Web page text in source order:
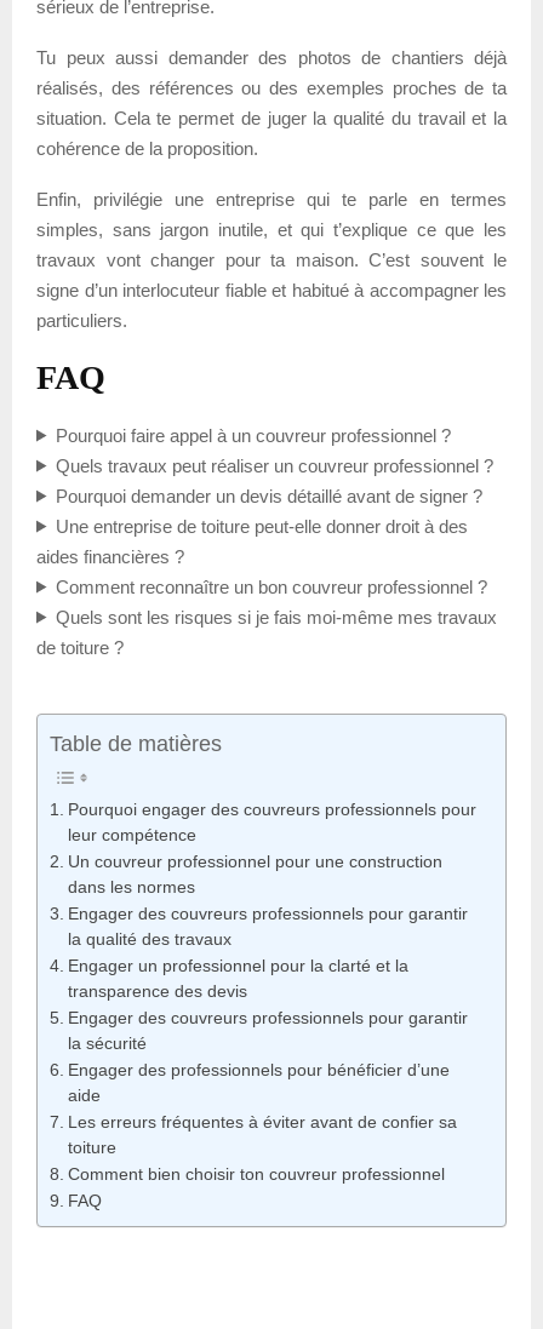
sérieux de l’entreprise.
Tu peux aussi demander des photos de chantiers déjà
réalisés, des références ou des exemples proches de ta
situation. Cela te permet de juger la qualité du travail et la
cohérence de la proposition.
Enfin, privilégie une entreprise qui te parle en termes
simples, sans jargon inutile, et qui t’explique ce que les
travaux vont changer pour ta maison. C’est souvent le
signe d’un interlocuteur fiable et habitué à accompagner les
particuliers.
FAQ
Pourquoi faire appel à un couvreur professionnel ?
Quels travaux peut réaliser un couvreur professionnel ?
Pourquoi demander un devis détaillé avant de signer ?
Une entreprise de toiture peut-elle donner droit à des
aides financières ?
Comment reconnaître un bon couvreur professionnel ?
Quels sont les risques si je fais moi-même mes travaux
de toiture ?
Table de matières
Pourquoi engager des couvreurs professionnels pour
leur compétence
Un couvreur professionnel pour une construction
dans les normes
Engager des couvreurs professionnels pour garantir
la qualité des travaux
Engager un professionnel pour la clarté et la
transparence des devis
Engager des couvreurs professionnels pour garantir
la sécurité
Engager des professionnels pour bénéficier d’une
aide
Les erreurs fréquentes à éviter avant de confier sa
toiture
Comment bien choisir ton couvreur professionnel
FAQ